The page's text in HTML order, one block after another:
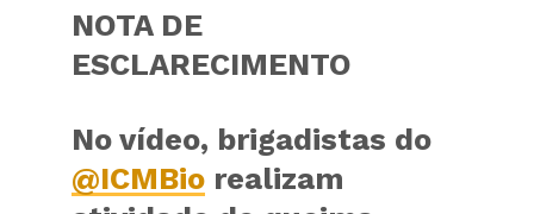
NOTA DE
ESCLARECIMENTO
No vídeo, brigadistas do
@ICMBiorealizam